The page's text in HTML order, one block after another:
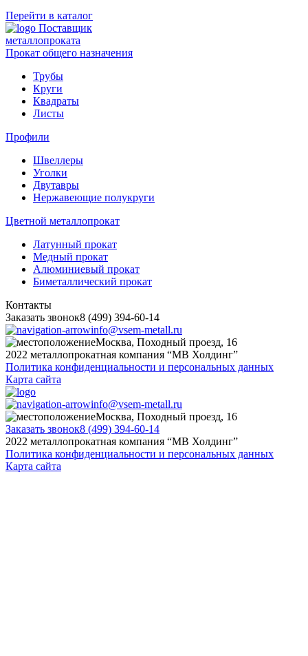
Перейти в каталог
Поставщик
металлопроката
Прокат общего назначения
Трубы
Круги
Квадраты
Листы
Профили
Швеллеры
Уголки
Двутавры
Нержавеющие полукруги
Цветной металлопрокат
Латунный прокат
Медный прокат
Алюминиевый прокат
Биметаллический прокат
Контакты
Заказать звонок8 (499) 394-60-14
info@vsem-metall.ru
Москва, Походный проезд, 16
2022 металлопрокатная компания “MB Холдинг”
Политика конфиденциальности и персональных данных
Карта сайта
info@vsem-metall.ru
Москва, Походный проезд, 16
Заказать звонок8 (499) 394-60-14
2022 металлопрокатная компания “MB Холдинг”
Политика конфиденциальности и персональных данных
Карта сайта